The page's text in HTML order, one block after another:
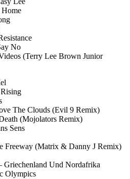
Home
No
(Terry Lee Brown Junior
Rising
The Clouds (Evil 9 Remix)
(Mojolators Remix)
Sens
Freeway (Matrix & Danny J Remix)
Griechenland Und Nordafrika
Olympics